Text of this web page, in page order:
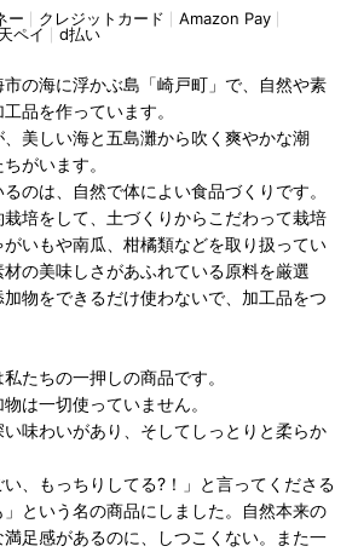
ー クレジットカード
Amazon Pay
ペイ d払い
の海に浮かぶ島「崎戸町」で、自然や素
品を作っています。
美しい海と五島灘から吹く爽やかな潮
がいます。
のは、自然で体によい食品づくりです。
培をして、土づくりからこだわって栽培
がいもや南瓜、柑橘類などを取り扱ってい
の美味しさがあふれている原料を厳選
物をできるだけ使わないで、加工品をつ
たちの一押しの商品です。
は一切使っていません。
味わいがあり、そしてしっとりと柔らか
、もっちりしてる?！」と言ってくださる
という名の商品にしました。自然本来の
足感があるのに、しつこくない。また一